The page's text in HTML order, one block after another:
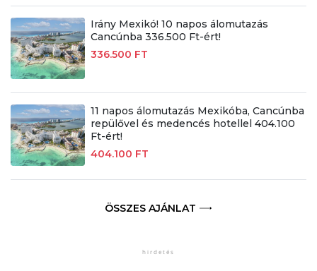
Irány Mexikó! 10 napos álomutazás
Cancúnba 336.500 Ft-ért!
336.500 FT
11 napos álomutazás Mexikóba, Cancúnba
repülővel és medencés hotellel 404.100
Ft-ért!
404.100 FT
ÖSSZES AJÁNLAT